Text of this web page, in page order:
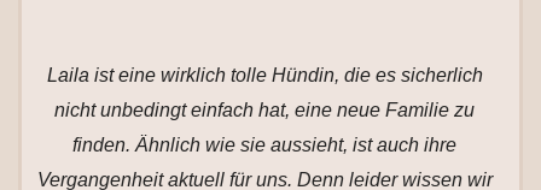
Laila ist eine wirklich tolle Hündin, die es sicherlich
nicht unbedingt einfach hat, eine neue Familie zu
finden. Ähnlich wie sie aussieht, ist auch ihre
Vergangenheit aktuell für uns. Denn leider wissen wir